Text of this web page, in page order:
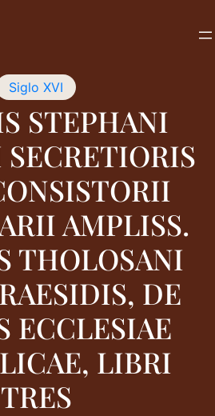
Siglo XVI
STEPHANI
AMPLISS.
THOLOSANI
DE
ECCLESIAE
LIBRI
TRES